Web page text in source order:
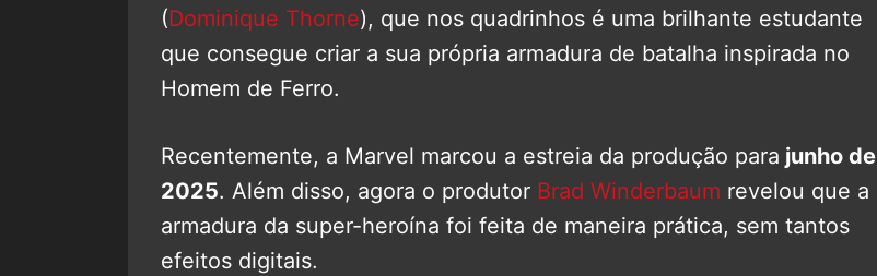
(Dominique Thorne), que nos quadrinhos é uma brilhante estudante
que consegue criar a sua própria armadura de batalha inspirada no
Homem de Ferro.
Recentemente, a Marvel marcou a estreia da produção para junho de
2025. Além disso, agora o produtor Brad Winderbaum revelou que a
armadura da super-heroína foi feita de maneira prática, sem tantos
efeitos digitais.